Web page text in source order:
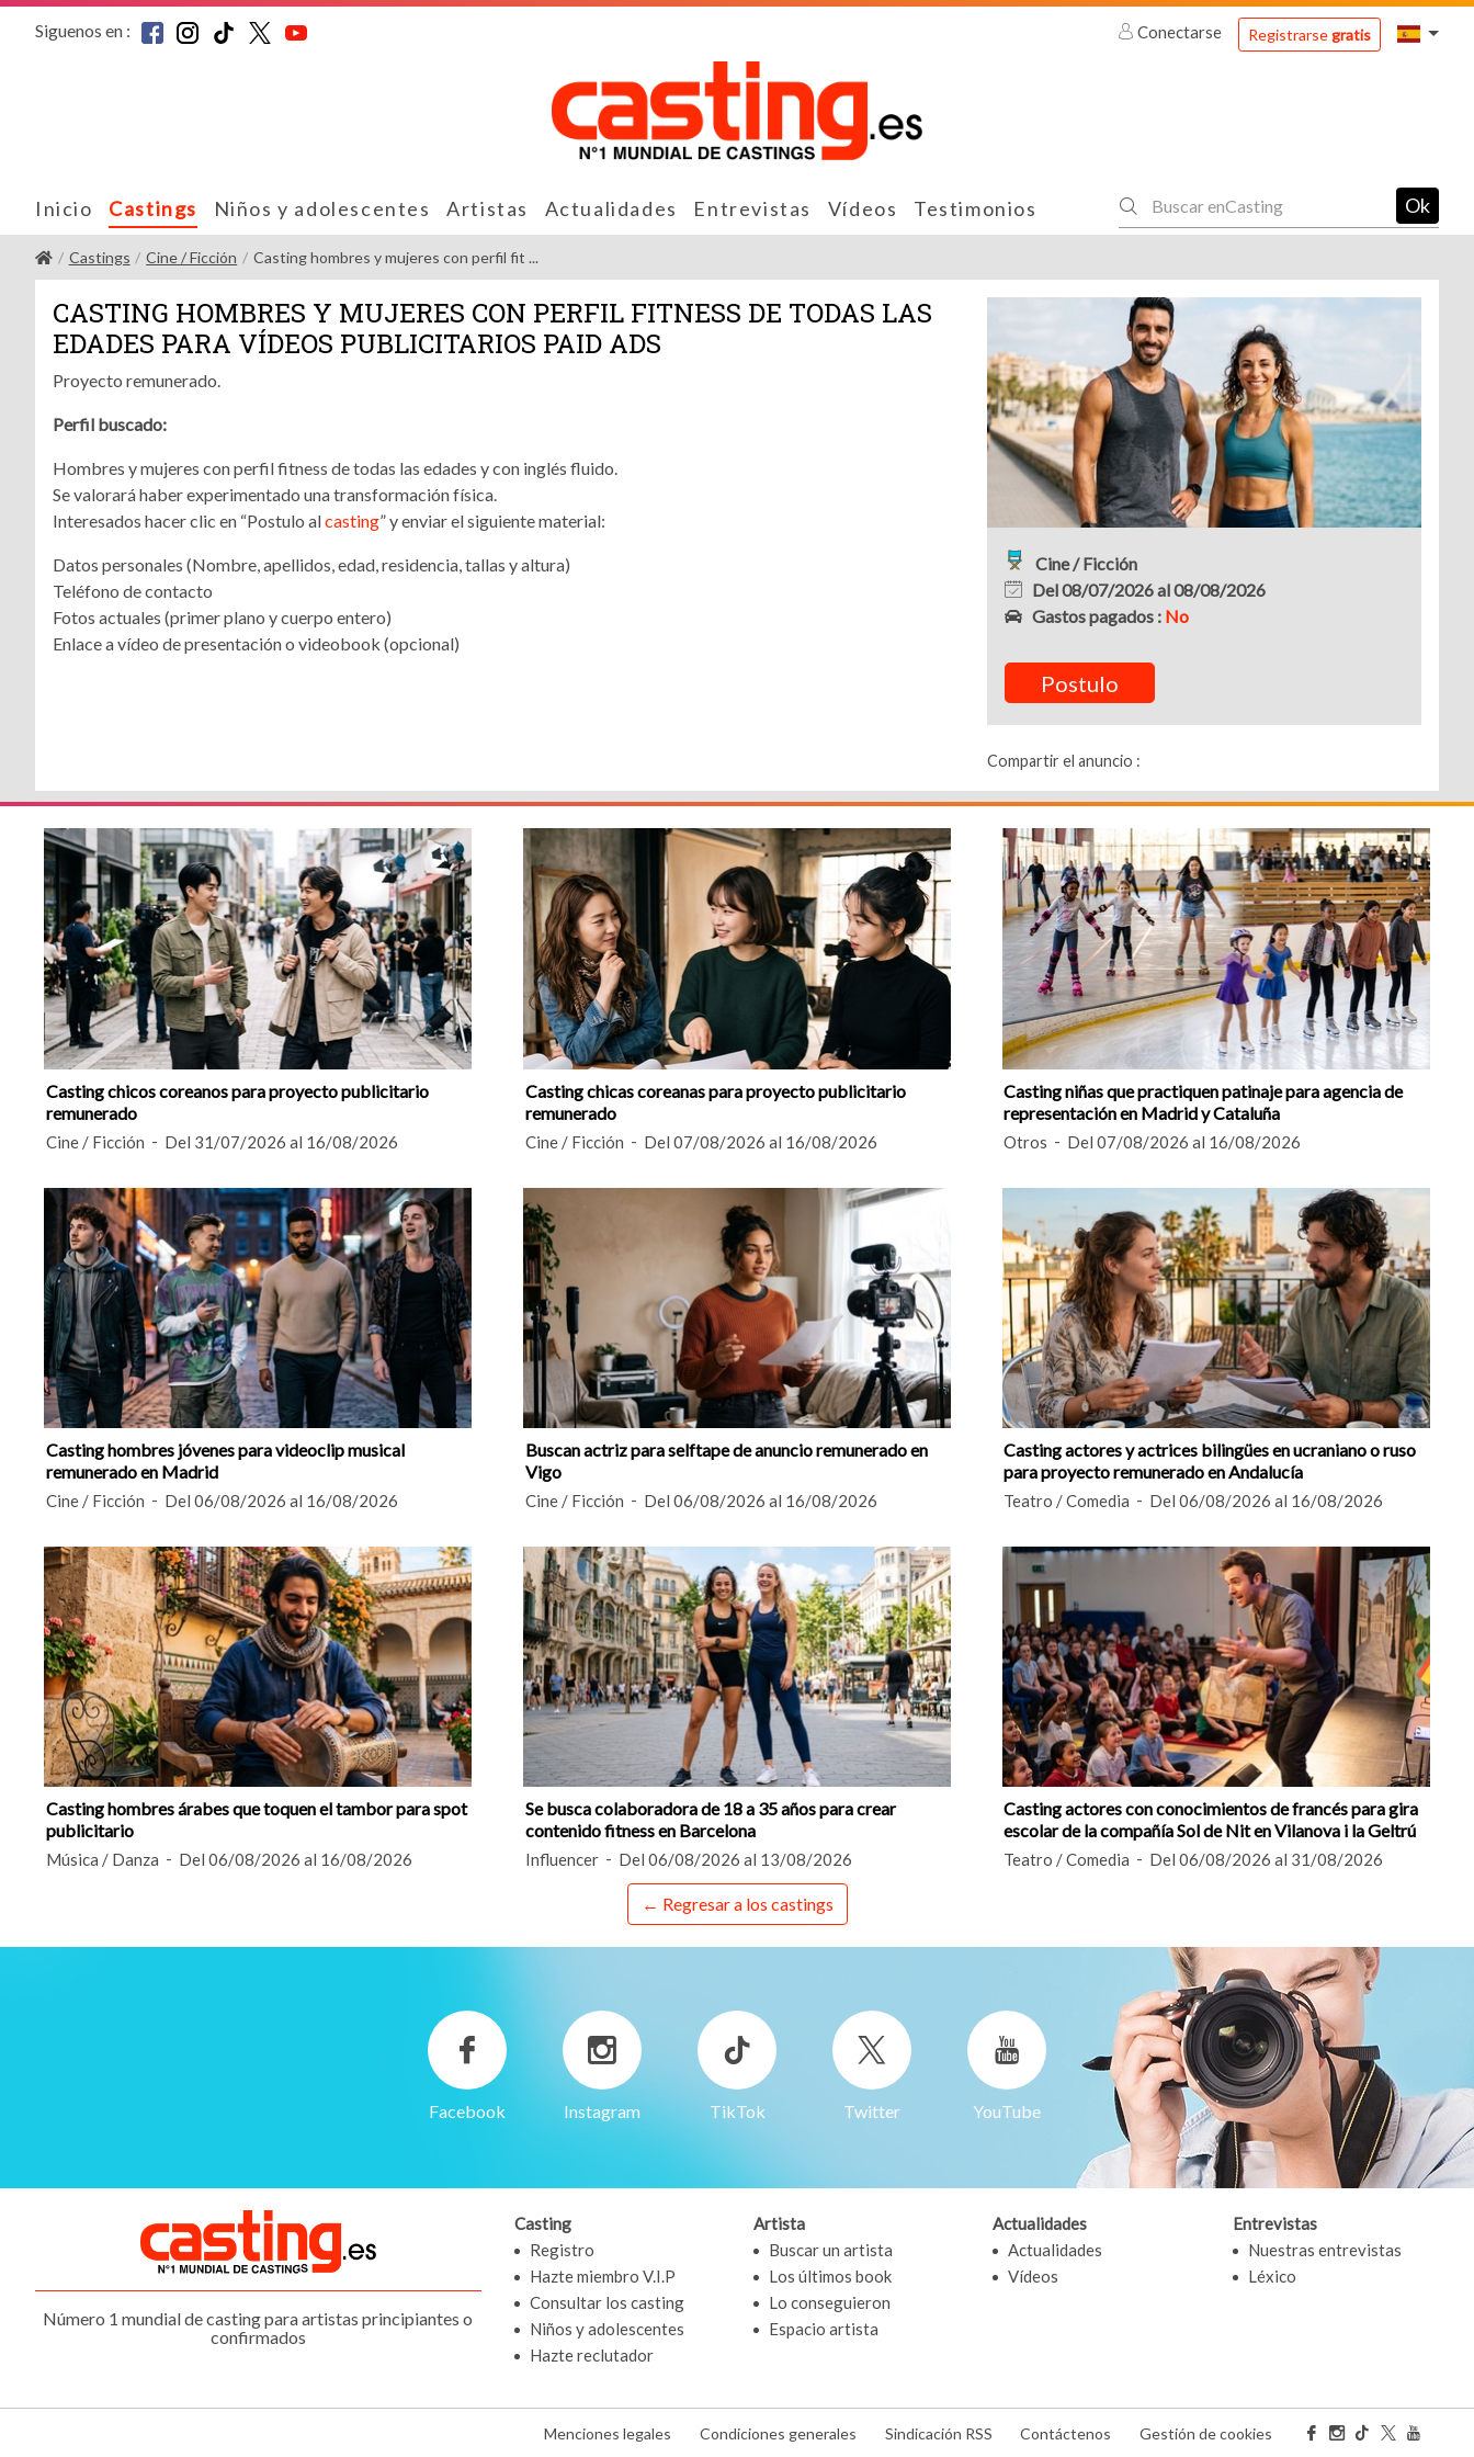
Siguenos en : Conectarse Registrarsegratis
Inicio Castings Niños y adolescentes Artistas Actualidades Entrevistas Vídeos Testimonios Ok
Castings Cine / Ficción Casting hombres y mujeres con perfil fit ...
CASTING HOMBRES Y MUJERES CON PERFIL FITNESS DE TODAS LAS
EDADES PARA VÍDEOS PUBLICITARIOS PAID ADS
Proyecto remunerado.
Perfil buscado:
Hombres y mujeres con perfil fitness de todas las edades y con inglés fluido.
Se valorará haber experimentado una transformación física.
Interesados hacer clic en “Postulo alcasting” y enviar el siguiente material:
Datos personales (Nombre, apellidos, edad, residencia, tallas y altura)
Teléfono de contacto
Fotos actuales (primer plano y cuerpo entero)
Enlace a vídeo de presentación o videobook (opcional)
Cine / Ficción
Del 08/07/2026 al 08/08/2026
Gastos pagados : No
Postulo
Compartir el anuncio :
Casting chicos coreanos para proyecto publicitario
remunerado
Cine / Ficción Del 31/07/2026 al 16/08/2026
Casting chicas coreanas para proyecto publicitario
remunerado
Cine / Ficción Del 07/08/2026 al 16/08/2026
Casting niñas que practiquen patinaje para agencia de
representación en Madrid y Cataluña
Otros Del 07/08/2026 al 16/08/2026
Casting hombres jóvenes para videoclip musical
remunerado en Madrid
Cine / Ficción Del 06/08/2026 al 16/08/2026
Buscan actriz para selftape de anuncio remunerado en
Vigo
Cine / Ficción Del 06/08/2026 al 16/08/2026
Casting actores y actrices bilingües en ucraniano o ruso
para proyecto remunerado en Andalucía
Teatro / Comedia Del 06/08/2026 al 16/08/2026
Casting hombres árabes que toquen el tambor para spot
publicitario
Música / Danza Del 06/08/2026 al 16/08/2026
Se busca colaboradora de 18 a 35 años para crear
contenido fitness en Barcelona
Influencer Del 06/08/2026 al 13/08/2026
Casting actores con conocimientos de francés para gira
escolar de la compañía Sol de Nit en Vilanova i la Geltrú
Teatro / Comedia Del 06/08/2026 al 31/08/2026
← Regresar a los castings
Facebook Instagram TikTok Twitter YouTube
Número 1 mundial de casting para artistas principiantes o
confirmados
Casting
Registro
Hazte miembro V.I.P
Consultar los casting
Niños y adolescentes
Hazte reclutador
Artista
Buscar un artista
Los últimos book
Lo conseguieron
Espacio artista
Actualidades
Actualidades
Vídeos
Entrevistas
Nuestras entrevistas
Léxico
Menciones legales Condiciones generales Sindicación RSS Contáctenos Gestión de cookies
y mejorar el rendimiento y la seguridad del sitio web.
Para qué sirven estas cookies: